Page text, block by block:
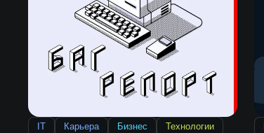
IT Карьера Бизнес Технологии